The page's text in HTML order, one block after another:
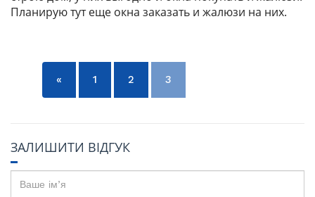
Планирую тут еще окна заказать и жалюзи на них.
« 1 2 3
ЗАЛИШИТИ ВІДГУК